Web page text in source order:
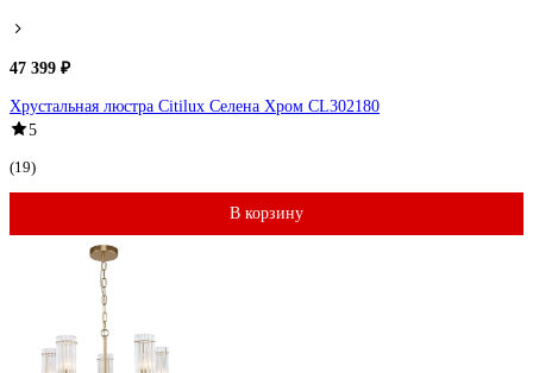
47 399 ₽
Хрустальная люстра Citilux Селена Хром CL302180
5
(19)
В корзину